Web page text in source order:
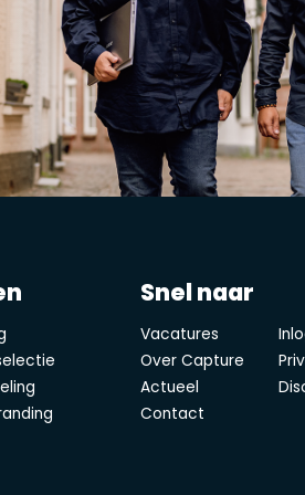
Snel naar
Vacatures
Over Capture
Actueel
Contact